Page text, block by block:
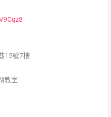
15號7樓
教室